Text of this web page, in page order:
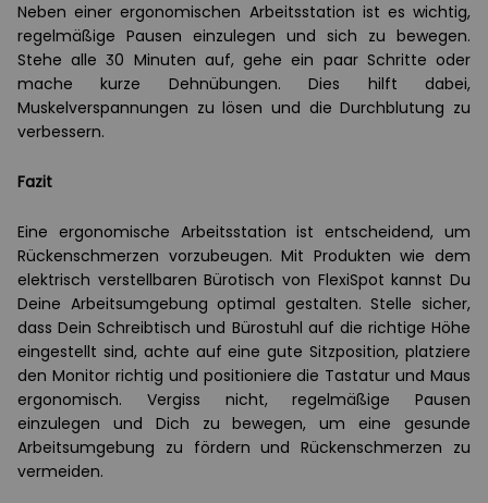
Neben einer ergonomischen Arbeitsstation ist es wichtig,
regelmäßige Pausen einzulegen und sich zu bewegen.
Stehe alle 30 Minuten auf, gehe ein paar Schritte oder
mache kurze Dehnübungen. Dies hilft dabei,
Muskelverspannungen zu lösen und die Durchblutung zu
verbessern.
Fazit
Eine ergonomische Arbeitsstation ist entscheidend, um
Rückenschmerzen vorzubeugen. Mit Produkten wie dem
elektrisch verstellbaren Bürotisch von FlexiSpot kannst Du
Deine Arbeitsumgebung optimal gestalten. Stelle sicher,
dass Dein Schreibtisch und Bürostuhl auf die richtige Höhe
eingestellt sind, achte auf eine gute Sitzposition, platziere
den Monitor richtig und positioniere die Tastatur und Maus
ergonomisch. Vergiss nicht, regelmäßige Pausen
einzulegen und Dich zu bewegen, um eine gesunde
Arbeitsumgebung zu fördern und Rückenschmerzen zu
vermeiden.